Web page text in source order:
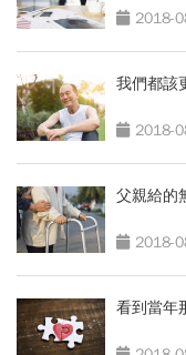
2018-
我們都該
2018-
父親給的
2018-
看到當年